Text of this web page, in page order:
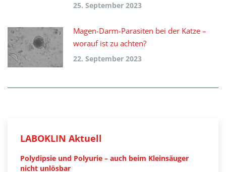
25. September 2023
Magen-Darm-Parasiten bei der Katze –
worauf ist zu achten?
22. September 2023
LABOKLIN Aktuell
Polydipsie und Polyurie – auch beim Kleinsäuger
nicht unlösbar